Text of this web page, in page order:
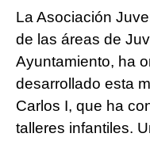
La Asociación
de las áreas de
Ayuntamiento, ha
desarrollado esta
Carlos I, que ha
talleres infantiles.